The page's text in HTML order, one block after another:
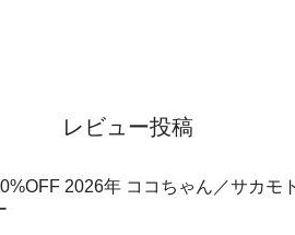
レビュー投稿
2026年 ココちゃん／サカモ